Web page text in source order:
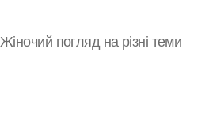
Жіночий погляд на різні теми